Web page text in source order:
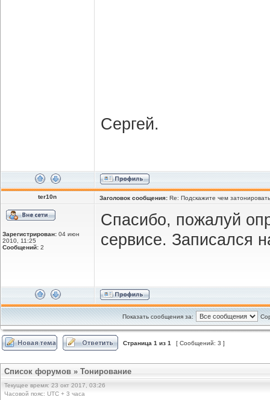
Сергей.
ter10n Заголовок сообщения: Re: Подскажите чем
Зарегистрирован: 04 июн
2010, 11:25
Сообщений: 2
Спасибо, пожалуй
сервисе. Записался
Показать сообщения за:
Страница 1 из 1 [ Сообщений: 3 ]
Список форумов » Тонирование
Текущее время: 23 окт 2017, 03:26
Часовой пояс: UTC + 3 часа